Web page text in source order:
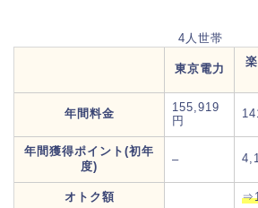
4人世帯
東京電力
年間料金
155,919
円
年間獲得ポイント(初年
度)
–
オトク額